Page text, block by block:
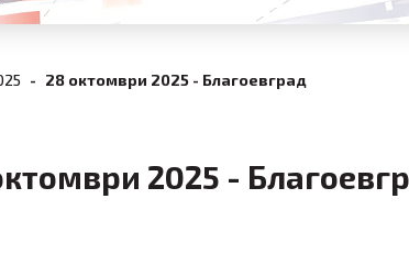
28 октомври 2025 - Благоевград
2025 -